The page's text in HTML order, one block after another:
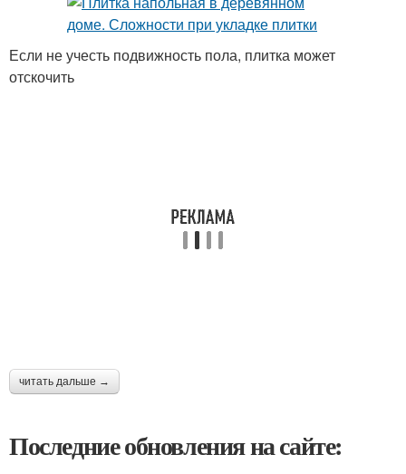
Если не учесть подвижность пола, плитка может
отскочить
читать дальше →
Последние обновления на сайте: